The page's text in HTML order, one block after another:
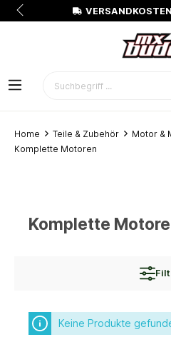
Home Teile & Zubehör
Motor &
Komplette Motoren
Komplette
Keine Produkte